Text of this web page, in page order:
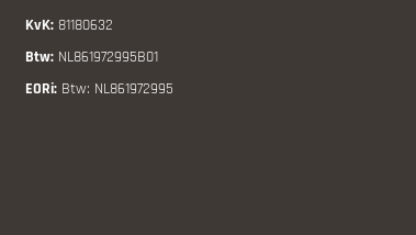
KvK: 81180632
Btw: NL861972995B01
EORi: Btw: NL861972995